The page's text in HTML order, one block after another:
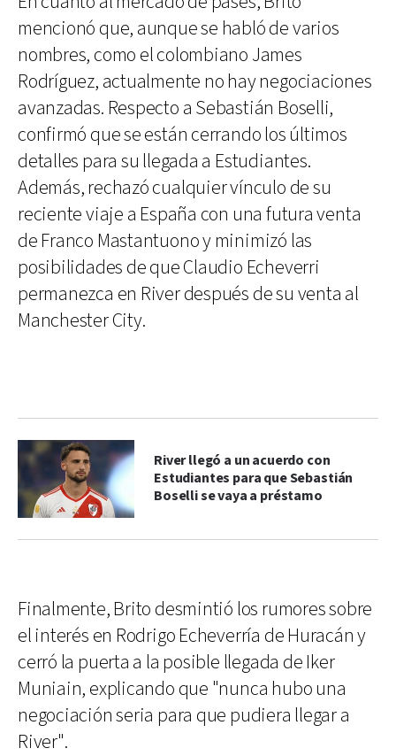
mencionó que, aunque se habló de varios
nombres, como el colombiano James
Rodríguez, actualmente no hay negociaciones
avanzadas. Respecto a Sebastián Boselli,
confirmó que se están cerrando los últimos
detalles para su llegada a Estudiantes.
Además, rechazó cualquier vínculo de su
reciente viaje a España con una futura venta
de Franco Mastantuono y minimizó las
posibilidades de que Claudio Echeverri
permanezca en River después de su venta al
Manchester City.
River llegó a un acuerdo con
Estudiantes para que Sebastián
Boselli se vaya a préstamo
Finalmente, Brito desmintió los rumores sobre
el interés en Rodrigo Echeverría de Huracán y
cerró la puerta a la posible llegada de Iker
Muniain, explicando que "nunca hubo una
negociación seria para que pudiera llegar a
River".